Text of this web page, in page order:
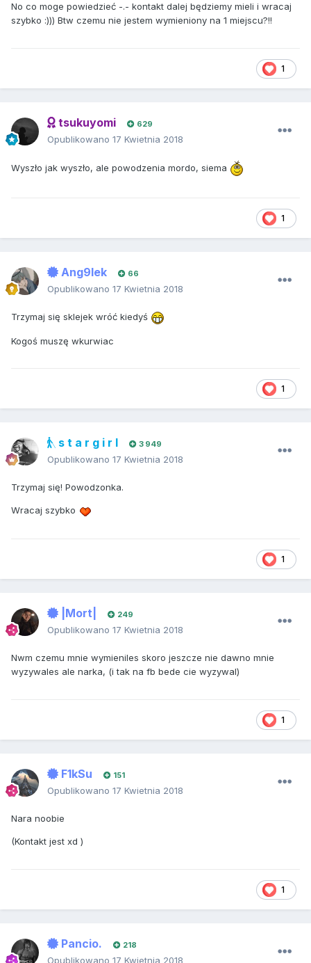
No co moge powiedzieć -.- kontakt dalej będziemy mieli i wracaj
szybko :))) Btw czemu nie jestem wymieniony na 1 miejscu?!!
1
tsukuyomi 629
Opublikowano 17 Kwietnia 2018
Wyszło jak wyszło, ale powodzenia mordo, siema
1
Ang9lek 66
Opublikowano 17 Kwietnia 2018
Trzymaj się sklejek wróć kiedyś
Kogoś muszę wkurwiac
1
s t a r g i r l 3 949
Opublikowano 17 Kwietnia 2018
Trzymaj się! Powodzonka.
Wracaj szybko
1
|Mort| 249
Opublikowano 17 Kwietnia 2018
Nwm czemu mnie wymieniles skoro jeszcze nie dawno mnie
wyzywales ale narka, (i tak na fb bede cie wyzywal)
1
F1kSu 151
Opublikowano 17 Kwietnia 2018
Nara noobie
(Kontakt jest xd )
1
Pancio. 218
Opublikowano 17 Kwietnia 2018